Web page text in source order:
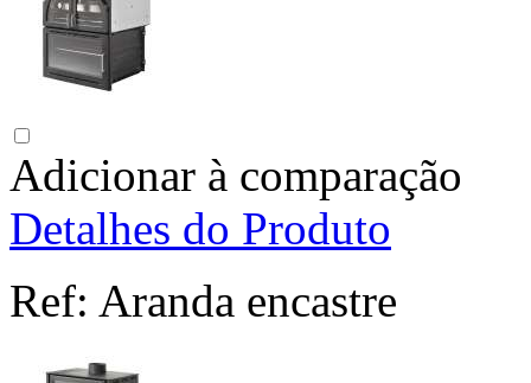
Adicionar à comparação
Detalhes do Produto
Ref: Aranda encastre